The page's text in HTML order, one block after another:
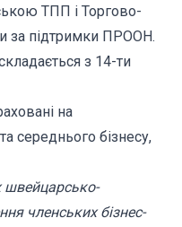
ТПП і Торгово-
за підтримки ПРООН.
з 14-ти
на
середнього бізнесу,
швейцарсько-
членських бізнес-